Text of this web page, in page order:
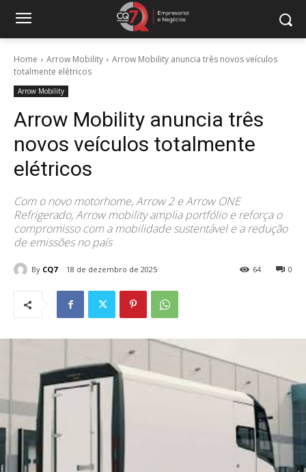
Home Arrow Mobility
Arrow Mobility anuncia três novos veículos
totalmente elétricos
Arrow Mobility
Arrow Mobility anuncia três
novos veículos totalmente
elétricos
Com o novo motorhome, Arrow 2 e Arrow ONE
Refrigerado, Arrow mobility amplia portfólio e reforça o
compromisso com a mobilidade sustentável e a redução
de emissões no país
By CQ7 18 de dezembro de 2025 0
64